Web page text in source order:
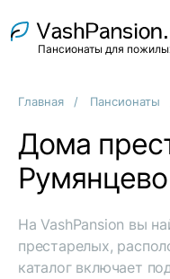
Пансионаты для
Главная Пансионаты
Дома
Румянцево
На VashPansion вы
престарелых,
каталог включает